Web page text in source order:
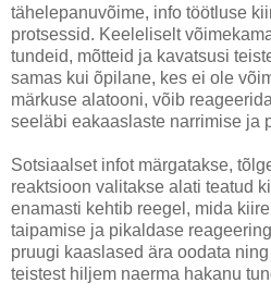
tähelepanuvõime, info töötluse
protsessid. Keeleliselt
tundeid, mõtteid ja kavatsusi
samas kui õpilane, kes ei ole
märkuse alatooni, võib
seeläbi eakaaslaste narrimise ja
Sotsiaalset infot märgatakse,
reaktsioon valitakse alati teatud
enamasti kehtib reegel, mida
taipamise ja pikaldase
pruugi kaaslased ära oodata
teistest hiljem naerma hakanu